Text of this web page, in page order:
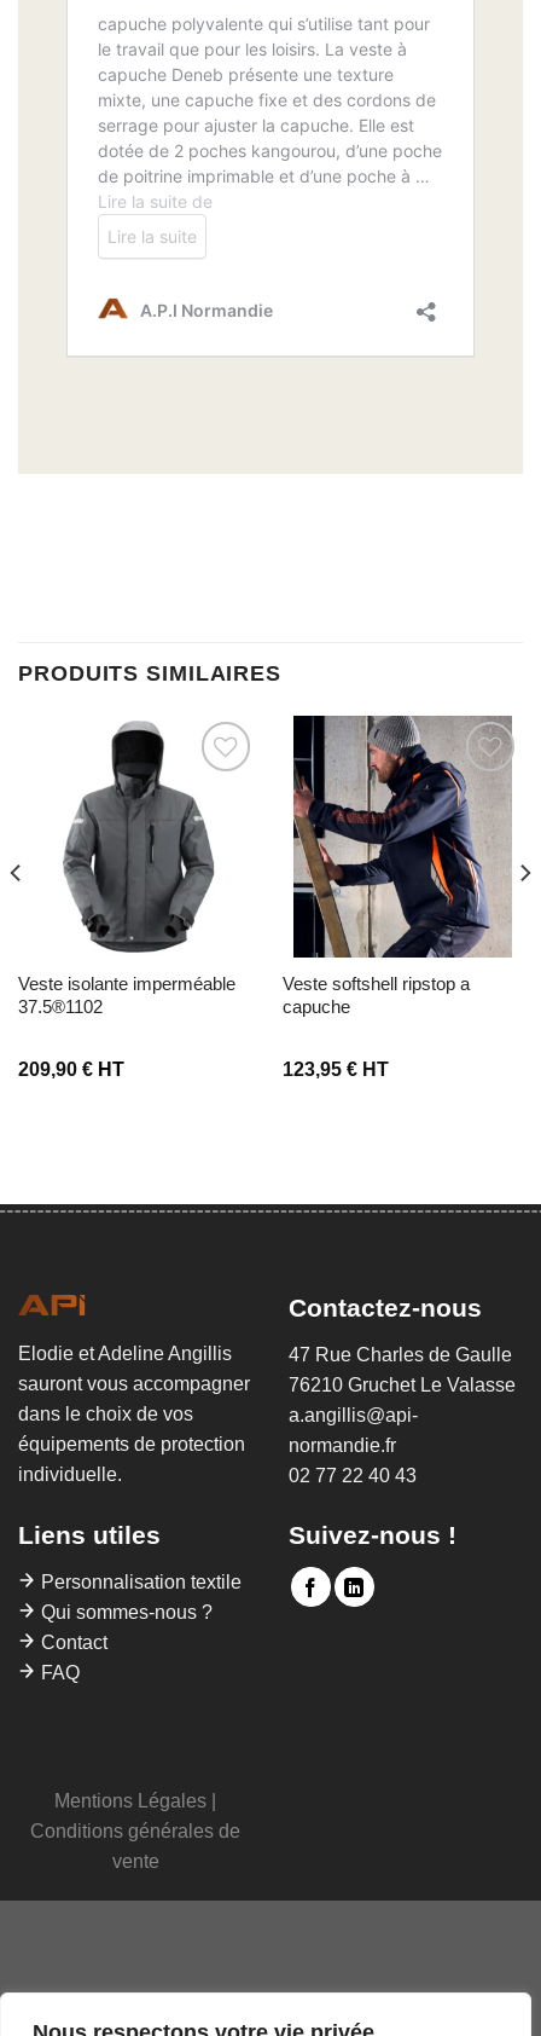
PRODUITS SIMILAIRES
Ajouter à la liste d’envies
veste isolante imperméable
37.5®1102
209,90 €HT
Ajouter à la liste d’envies
veste softshell ripstop a
capuche
123,95 €HT
Elodie et Adeline Angillis
sauront vous accompagner
dans le choix de vos
équipements de protection
individuelle.
Contactez-nous
47 Rue Charles de Gaulle
76210 Gruchet Le Valasse
a.angillis@api-
normandie.fr
02 77 22 40 43
Liens utiles
Personnalisation textile
Qui sommes-nous ?
Contact
FAQ
Suivez-nous !
Mentions Légales
Conditions générales de
vente